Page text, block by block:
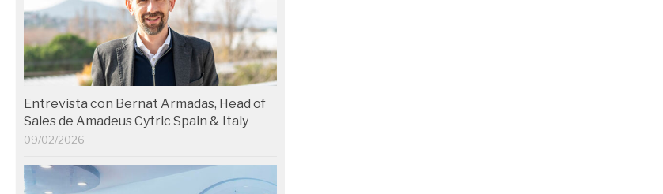
Entrevista con Bernat Armadas, Head of
Sales de Amadeus Cytric Spain & Italy
09/02/2026